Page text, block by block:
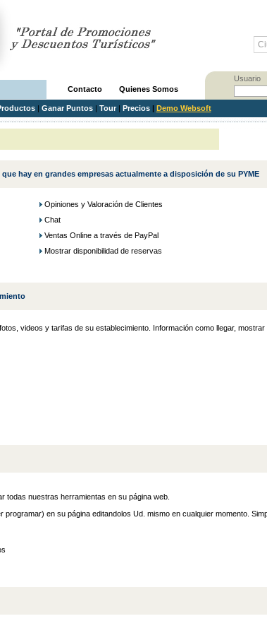
Contacto Quienes Somos
Usuario
| Ganar Puntos | Tour| Precios | Demo Websoft
hay en grandes empresas actualmente a disposición de su PYME
Opiniones y Valoración de Clientes
Chat
Ventas Online a través de PayPal
Mostrar disponibilidad de reservas
videos y tarifas de su establecimiento. Información como llegar, mostrar
todas nuestras herramientas en su página web.
en su página editandolos Ud. mismo en cualquier momento.